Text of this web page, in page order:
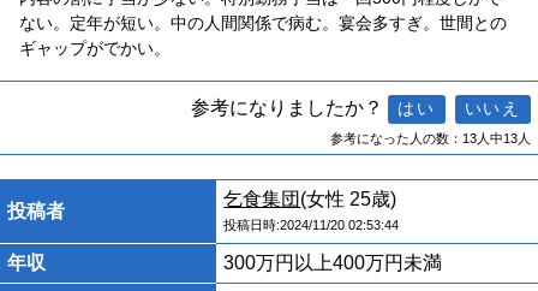
ない。定年が短い。中の人間関係で病む。宴会多すぎ。世間との
ギャップがでかい。
参考になりましたか？
参考になった人の数：13人中13人
投稿者
乞食集団 (女性 25歳)
投稿日時:2024/11/20 02:53:44
年収 300万円以上400万円未満